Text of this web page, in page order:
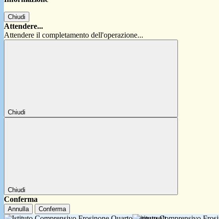
Chiudi
Attendere...
Attendere il completamento dell'operazione...
Chiudi
Chiudi
Conferma
Annulla Conferma